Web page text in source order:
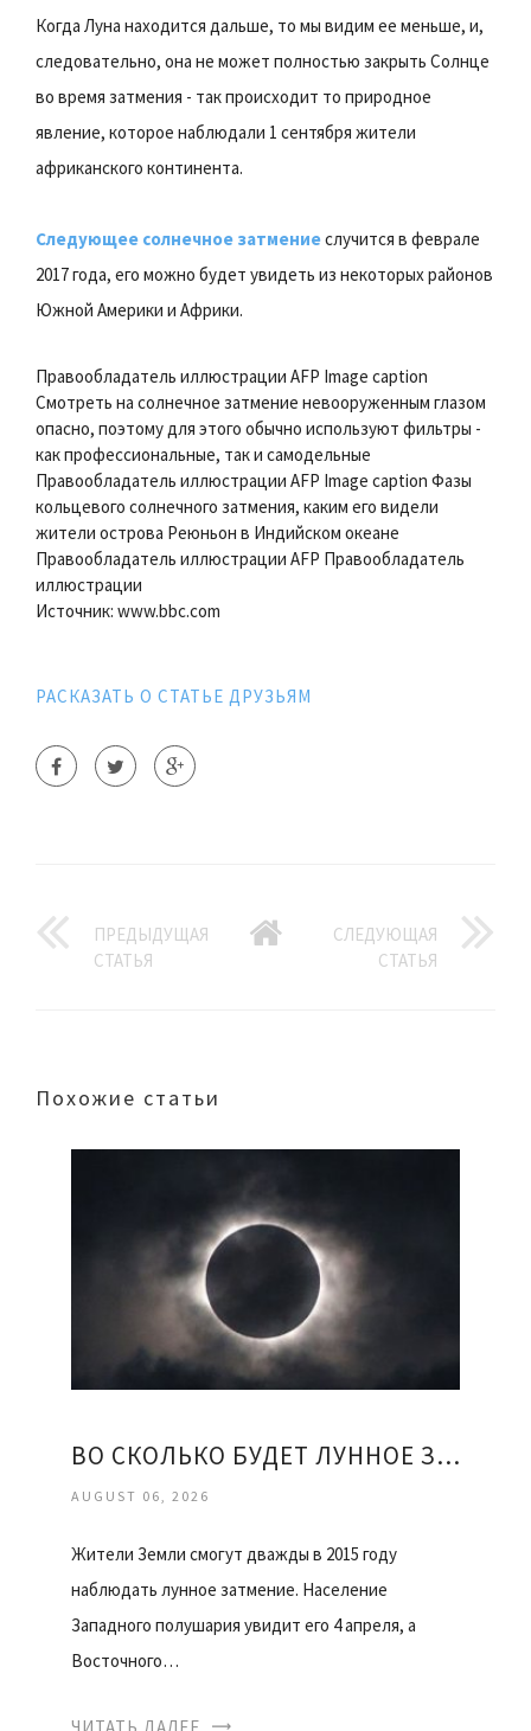
Когда Луна находится дальше, то мы видим ее меньше, и,
следовательно, она не может полностью закрыть Солнце
во время затмения - так происходит то природное
явление, которое наблюдали 1 сентября жители
африканского континента.
Следующее солнечное затмениеслучится в феврале
2017 года, его можно будет увидеть из некоторых районов
Южной Америки и Африки.
Правообладатель иллюстрации AFP Image caption
Смотреть на солнечное затмение невооруженным глазом
опасно, поэтому для этого обычно используют фильтры -
как профессиональные, так и самодельные
Правообладатель иллюстрации AFP Image caption Фазы
кольцевого солнечного затмения, каким его видели
жители острова Реюньон в Индийском океане
Правообладатель иллюстрации AFP Правообладатель
иллюстрации
Источник: www.bbc.com
РАСКАЗАТЬ О СТАТЬЕ ДРУЗЬЯМ
ПРЕДЫДУЩАЯ
СТАТЬЯ
СЛЕДУЮЩАЯ
СТАТЬЯ
Похожие статьи
ВО СКОЛЬКО БУДЕТ ЛУННОЕ ЗАТМЕНИЕ
AUGUST 06, 2026
Жители Земли смогут дважды в 2015 году
наблюдать лунное затмение. Население
Западного полушария увидит его 4 апреля, а
Восточного…